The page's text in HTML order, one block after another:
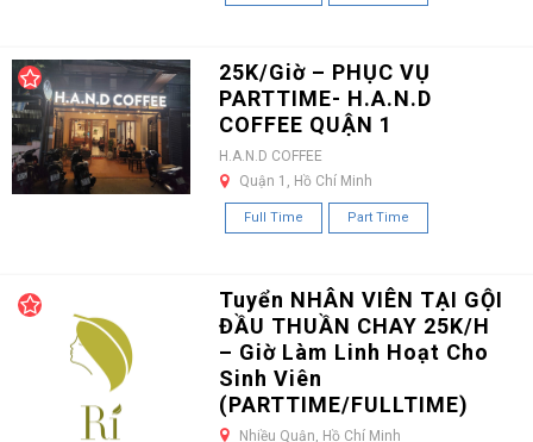
25K/Giờ – PHỤC VỤ
PARTTIME- H.A.N.D
COFFEE QUẬN 1
H.A.N.D COFFEE
Quận 1, Hồ Chí Minh
Full Time Part Time
Tuyển NHÂN VIÊN TẠI GỘI
ĐẦU THUẦN CHAY 25K/H
– Giờ Làm Linh Hoạt Cho
Sinh Viên
(PARTTIME/FULLTIME)
Nhiều Quận, Hồ Chí Minh